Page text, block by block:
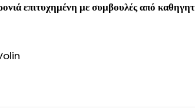
επιτυχημένη με συμβουλές από